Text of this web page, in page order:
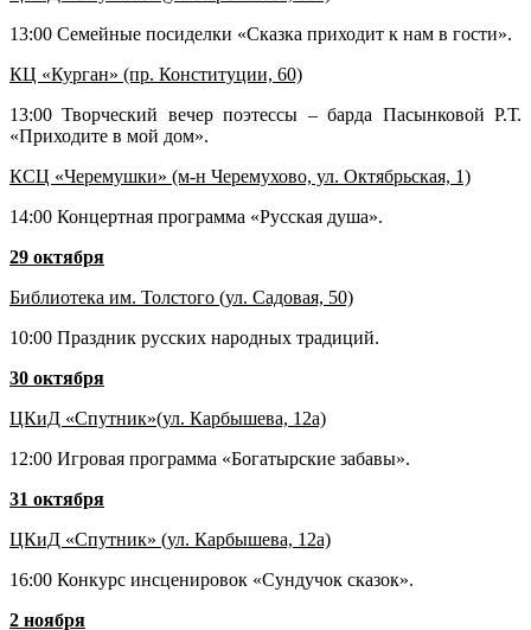
13:00 Семейные посиделки «Сказка приходит к нам в гости».
КЦ «Курган» (пр. Конституции, 60)
13:00 Творческий вечер поэтессы – барда Пасынковой Р.Т.
«Приходите в мой дом».
КСЦ «Черемушки» (м-н Черемухово, ул. Октябрьская, 1)
14:00 Концертная программа «Русская душа».
29 октября
Библиотека им. Толстого (ул. Садовая, 50)
10:00 Праздник русских народных традиций.
30 октября
ЦКиД «Спутник»(ул. Карбышева, 12а)
12:00 Игровая программа «Богатырские забавы».
31 октября
ЦКиД «Спутник» (ул. Карбышева, 12а)
16:00 Конкурс инсценировок «Сундучок сказок».
2 ноября